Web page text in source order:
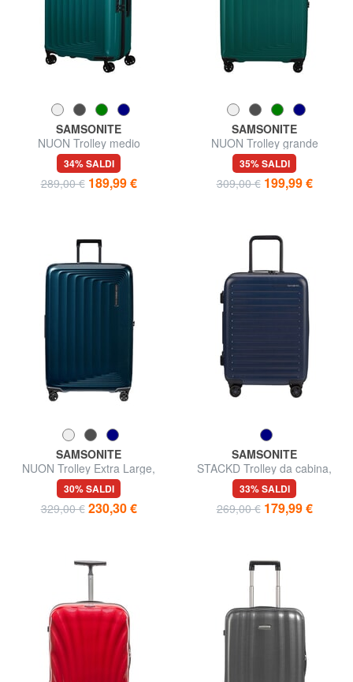
SAMSONITE
NUON Trolley medio
espandibile
34% SALDI
289,00 € 189,99 €
SAMSONITE
NUON Trolley grande
espandibile
35% SALDI
309,00 € 199,99 €
SAMSONITE
NUON Trolley Extra Large,
espandibile
30% SALDI
329,00 € 230,30 €
SAMSONITE
STACKD Trolley da cabina,
espandibile
33% SALDI
269,00 € 179,99 €